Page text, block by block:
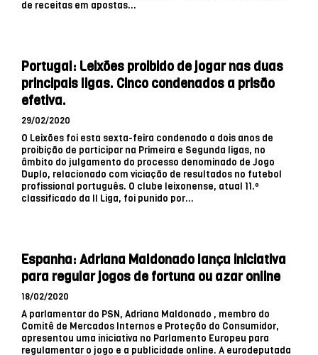
de receitas em apostas...
Portugal: Leixões proibido de jogar nas duas
principais ligas. Cinco condenados a prisão
efetiva.
29/02/2020
O Leixões foi esta sexta-feira condenado a dois anos de
proibição de participar na Primeira e Segunda ligas, no
âmbito do julgamento do processo denominado de Jogo
Duplo, relacionado com viciação de resultados no futebol
profissional português. O clube leixonense, atual 11.º
classificado da II Liga, foi punido por...
Espanha: Adriana Maldonado lança iniciativa
para regular jogos de fortuna ou azar online
18/02/2020
A parlamentar do PSN, Adriana Maldonado , membro do
Comitê de Mercados Internos e Proteção do Consumidor,
apresentou uma iniciativa no Parlamento Europeu para
regulamentar o jogo e a publicidade online. A eurodeputada